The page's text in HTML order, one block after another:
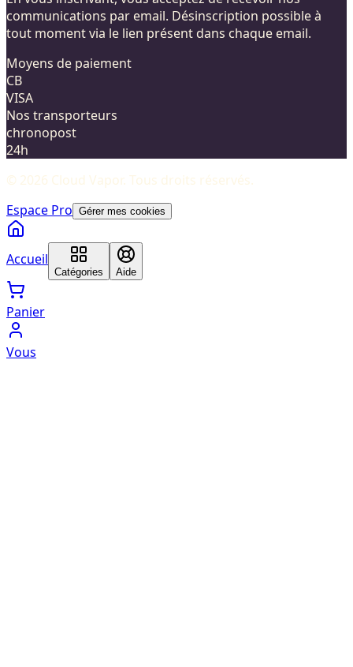
communications par email. Désinscription possible à
tout moment via le lien présent dans chaque email.
Moyens de paiement
CB
VISA
Nos transporteurs
chronopost
24h
© 2026 Cloud Vapor. Tous droits réservés.
Espace Pro Gérer mes cookies
Accueil
Catégories Aide
Panier
Vous